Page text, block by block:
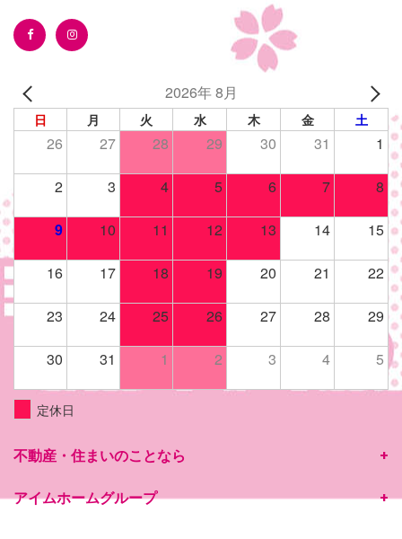
2026年 8月
日 月 火 水 木 金 土
26 27 28 29 30 31 1
2 3 4 5 6 7 8
9 10 11 12 13 14 15
16 17 18 19 20 21 22
23 24 25 26 27 28 29
30 31 1 2 3 4 5
定休日
不動産・住まいのことなら
アイムホームグループ